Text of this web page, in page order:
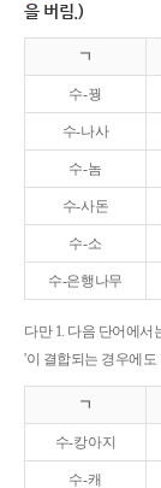
을 버림.)
ㄱ
수-꿩
수-나사
수-놈
수-사돈
수-소
수-은행나무
다만 1. 다음 단어에서
'이 결합되는 경우에도
ㄱ
수-캉아지
수-캐